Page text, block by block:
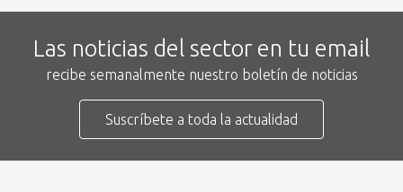
Las noticias del sector en tu email
recibe semanalmente nuestro boletín de noticias
Suscríbete a toda la actualidad